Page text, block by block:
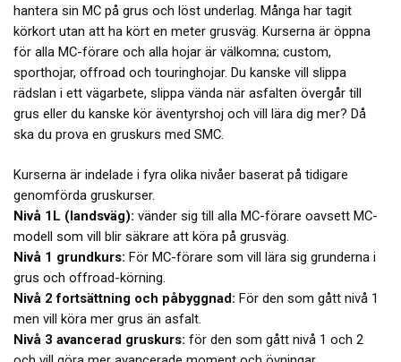
hantera sin MC på grus och löst underlag. Många har tagit
körkort utan att ha kört en meter grusväg. Kurserna är öppna
för alla MC-förare och alla hojar är välkomna; custom,
sporthojar, offroad och touringhojar. Du kanske vill slippa
rädslan i ett vägarbete, slippa vända när asfalten övergår till
grus eller du kanske kör äventyrshoj och vill lära dig mer? Då
ska du prova en gruskurs med SMC.
Kurserna är indelade i fyra olika nivåer baserat på tidigare
genomförda gruskurser.
Nivå 1L (landsväg): vänder sig till alla MC-förare oavsett MC-
modell som vill blir säkrare att köra på grusväg.
Nivå 1 grundkurs: För MC-förare som vill lära sig grunderna i
grus och offroad-körning.
Nivå 2 fortsättning och påbyggnad: För den som gått nivå 1
men vill köra mer grus än asfalt.
Nivå 3 avancerad gruskurs: för den som gått nivå 1 och 2